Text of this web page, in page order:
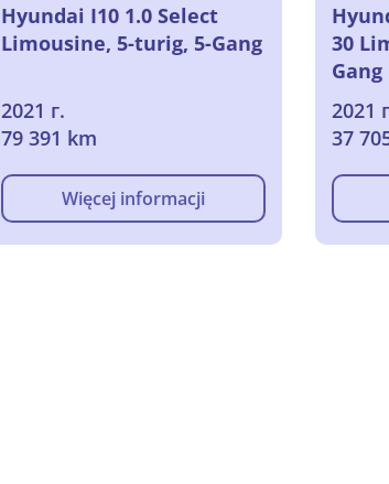
Hyundai I10 1.0 Select
Limousine, 5-turig, 5-Gang
2021 г.
79 391 km
Więcej informacji
30
Gang
2021
37